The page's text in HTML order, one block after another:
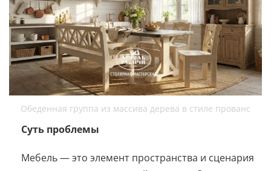
Обеденная группа из массива дерева в стиле прованс
Суть проблемы
Мебель — это элемент пространства и сценария